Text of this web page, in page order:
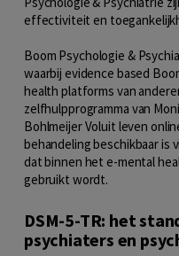
effectiviteit en
Boom Psychologie &
waarbij evidence based
health platforms van
zelfhulpprogramma van
Bohlmeijer Voluit leven
behandeling beschikbaar is
dat binnen het e-mental
gebruikt wordt.
DSM-5-TR: het
psychiaters en